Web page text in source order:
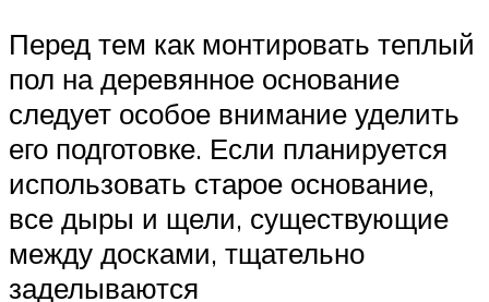
Перед тем как монтировать теплый
пол на деревянное основание
следует особое внимание уделить
его подготовке. Если планируется
использовать старое основание,
все дыры и щели, существующие
между досками, тщательно
заделываются